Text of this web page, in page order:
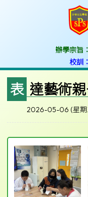
辦學宗旨：
校訓：
表達藝術
2026-05-06 (星期